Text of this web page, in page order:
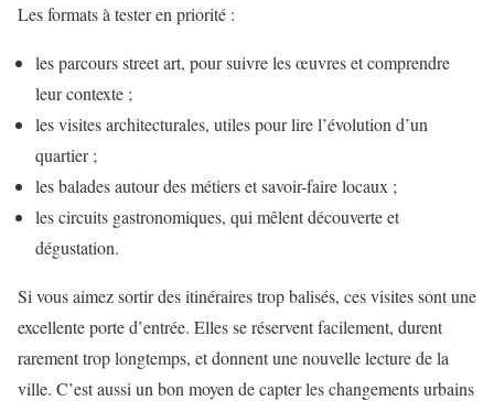
Les formats à tester en priorité :
les parcours street art, pour suivre les œuvres et comprendre
leur contexte ;
les visites architecturales, utiles pour lire l’évolution d’un
quartier ;
les balades autour des métiers et savoir-faire locaux ;
les circuits gastronomiques, qui mêlent découverte et
dégustation.
Si vous aimez sortir des itinéraires trop balisés, ces visites sont une
excellente porte d’entrée. Elles se réservent facilement, durent
rarement trop longtemps, et donnent une nouvelle lecture de la
ville. C’est aussi un bon moyen de capter les changements urbains